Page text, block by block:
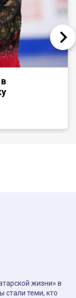
жизни» в
стали теми, кто